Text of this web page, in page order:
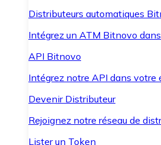
Distributeurs automatiques
Intégrez un ATM Bitnovo
API Bitnovo
Intégrez notre API dans votre
Devenir Distributeur
Rejoignez notre réseau de
Lister un Token